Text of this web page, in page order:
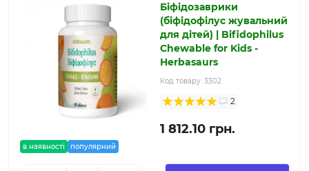
в наявності популярний
Біфідозаврики
(біфідофілус жувальний
для дітей) | Bifidophilus
Chewable for Kids -
Herbasaurs
Код товару: 3302
2
1 812.10 грн.